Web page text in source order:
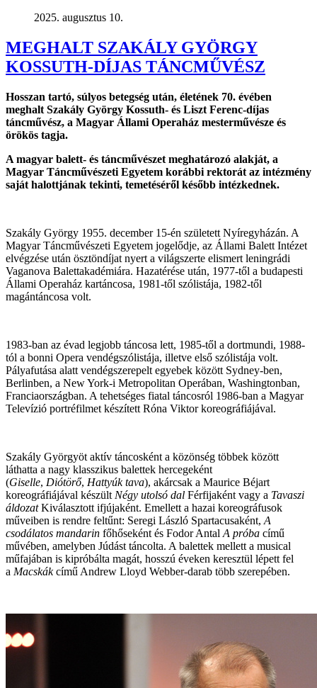
2025. augusztus 10.
MEGHALT SZAKÁLY GYÖRGY
KOSSUTH-DÍJAS TÁNCMŰVÉSZ
Hosszan tartó, súlyos betegség után, életének 70. évében
meghalt Szakály György Kossuth- és Liszt Ferenc-díjas
táncművész, a Magyar Állami Operaház mesterművésze és
örökös tagja.
A magyar balett- és táncművészet meghatározó alakját, a
Magyar Táncművészeti Egyetem korábbi rektorát az intézmény
saját halottjának tekinti, temetéséről később intézkednek.
Szakály György 1955. december 15-én született Nyíregyházán. A
Magyar Táncművészeti Egyetem jogelődje, az Állami Balett Intézet
elvégzése után ösztöndíjat nyert a világszerte elismert leningrádi
Vaganova Balettakadémiára. Hazatérése után, 1977-től a budapesti
Állami Operaház kartáncosa, 1981-től szólistája, 1982-től
magántáncosa volt.
1983-ban az évad legjobb táncosa lett, 1985-től a dortmundi, 1988-
tól a bonni Opera vendégszólistája, illetve első szólistája volt.
Pályafutása alatt vendégszerepelt egyebek között Sydney-ben,
Berlinben, a New York-i Metropolitan Operában, Washingtonban,
Franciaországban. A tehetséges fiatal táncosról 1986-ban a Magyar
Televízió portréfilmet készített Róna Viktor koreográfiájával.
Szakály Györgyöt aktív táncosként a közönség többek között
láthatta a nagy klasszikus balettek hercegeként
(Giselle, Diótörő, Hattyúk tava), akárcsak a Maurice Béjart
koreográfiájával készült Négy utolsó dal Férfijaként vagy a Tavaszi
áldozatKiválasztott ifjújaként. Emellett a hazai koreográfusok
műveiben is rendre feltűnt: Seregi László Spartacusaként, A
csodálatos mandarin főhőseként és Fodor Antal A próba című
művében, amelyben Júdást táncolta. A balettek mellett a musical
műfajában is kipróbálta magát, hosszú éveken keresztül lépett fel
a Macskákcímű Andrew Lloyd Webber-darab több szerepében.